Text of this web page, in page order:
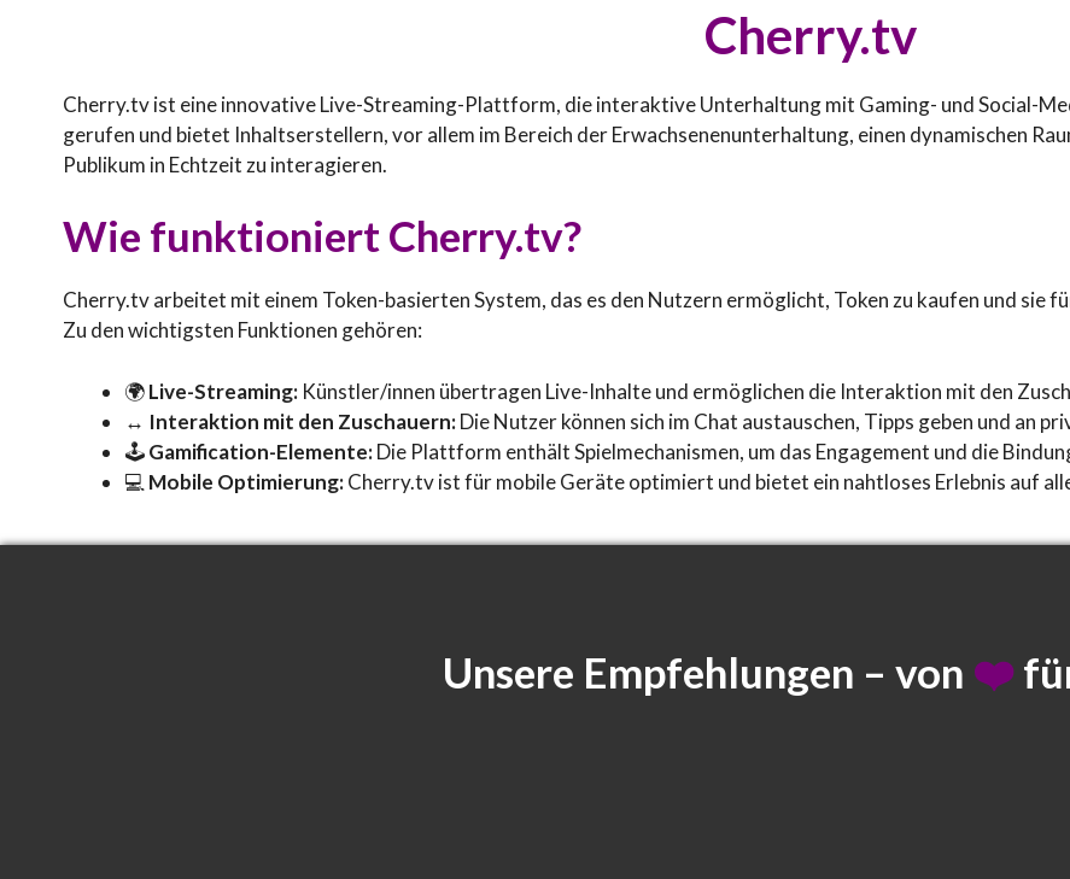
Cherry.tv
Cherry.tv ist eine innovative Live-Streaming-Plattform, die interaktive Unterhaltung mit Gaming- und Social-
gerufen und bietet Inhaltserstellern, vor allem im Bereich der Erwachsenenunterhaltung, einen dynamischen
Publikum in Echtzeit zu interagieren.
Wie funktioniert Cherry.tv?
Cherry.tv arbeitet mit einem Token-basierten System, das es den Nutzern ermöglicht, Token zu kaufen und sie
Zu den wichtigsten Funktionen gehören:
🌍Live-Streaming: Künstler/innen übertragen Live-Inhalte und ermöglichen die Interaktion mit den
↔️ Interaktion mit den Zuschauern:Die Nutzer können sich im Chat austauschen, Tipps geben und an
🕹️Gamification-Elemente:Die Plattform enthält Spielmechanismen, um das Engagement und die
💻 Mobile Optimierung:Cherry.tv ist für mobile Geräte optimiert und bietet ein nahtloses Erlebnis auf
Unsere Empfehlungen – von ❤️